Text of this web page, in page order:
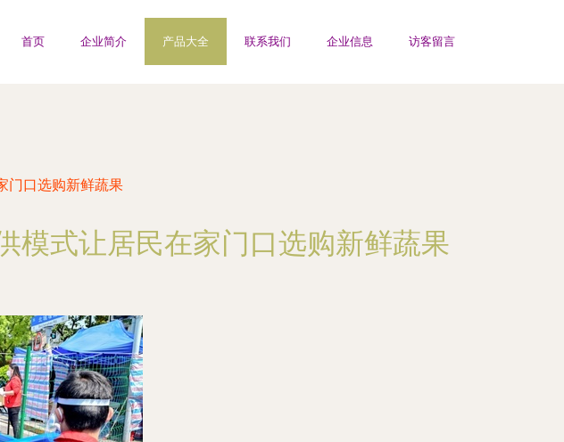
首页 企业简介 产品大全 联系我们 企业信息 访客留言
门口选购新鲜蔬果
式让居民在家门口选购新鲜蔬果